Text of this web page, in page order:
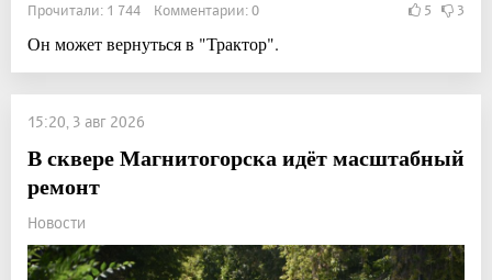
Прочитали: 1 744 Комментарии: 0 5 3
Он может вернуться в "Трактор".
15:20, 3 авг 2026
В сквере Магнитогорска идёт масштабный
ремонт
Новости